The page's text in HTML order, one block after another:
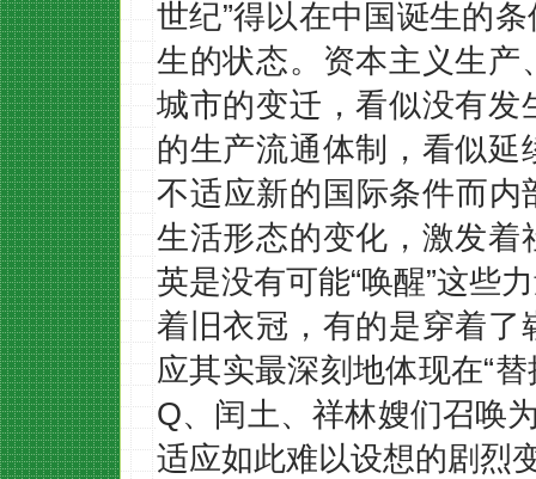
世纪”得以在中国诞生的
生的状态。资本主义生
城市的变迁，看似没有
的生产流通体制，看似
不适应新的国际条件而
生活形态的变化，激发
英是没有可能“唤醒”这些
着旧衣冠，有的是穿着
应其实最深刻地体现在“
Q、闰土、祥林嫂们召唤
适应如此难以设想的剧烈